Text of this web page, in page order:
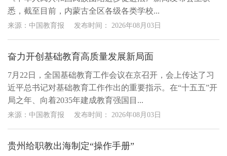
悉，截至目前，内蒙古全区各级各类学校...
来源：中国教育报 发布时间： 2026年08月03日
奋力开创基础教育高质量发展新局面
7月22日，全国基础教育工作会议在京召开，会上传达了习
近平总书记对基础教育工作作出的重要指示。在“十五五”开
局之年、向着2035年建成教育强国目...
来源：中国教育报 发布时间： 2026年08月03日
贵州给职教出海制定“操作手册”